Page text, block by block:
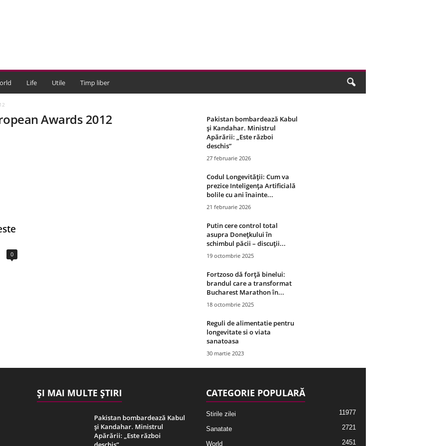
Life Utile Timp liber
Awards 2012
0
Pakistan bombardează Kabul
și Kandahar. Ministrul
Apărării: „Este război
deschis”
27 februarie 2026
Codul Longevității: Cum va
prezice Inteligența Artificială
bolile cu ani înainte...
21 februarie 2026
Putin cere control total
asupra Donețkului în
schimbul păcii – discuții...
19 octombrie 2025
Fortzoso dă forță binelui:
brandul care a transformat
Bucharest Marathon în...
18 octombrie 2025
Reguli de alimentatie pentru
longevitate si o viata
sanatoasa
30 martie 2023
ȘI MAI MULTE ȘTIRI
Pakistan bombardează Kabul
și Kandahar. Ministrul
Apărării: „Este război
CATEGORIE POPULARĂ
Stirile zilei 11977
Sanatate 2721
World 2451